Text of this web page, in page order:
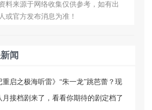
料来源于网络收集仅供参考，如有出
或官方发布消息为准！
闻
重启之极海听雷》“朱一龙”跳芭蕾？现
好看
月接档剧来了，看看你期待的剧定档了